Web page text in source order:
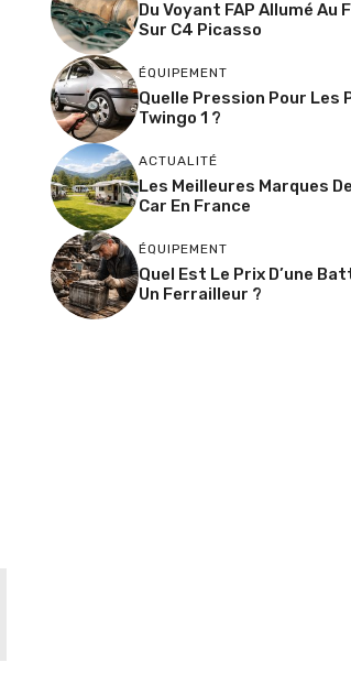
Du Voyant FAP Allumé Au
Sur C4 Picasso
ÉQUIPEMENT
Quelle Pression Pour Les
Twingo 1 ?
ACTUALITÉ
Les Meilleures Marques
Car En France
ÉQUIPEMENT
Quel Est Le Prix D’une
Un Ferrailleur ?